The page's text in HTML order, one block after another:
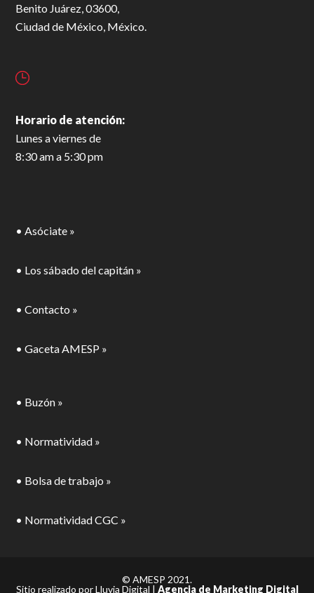
Benito Juárez, 03600,
Ciudad de México, México.
Horario de atención:
Lunes a viernes de
8:30 am a 5:30 pm
• Asóciate »
• Los sábado del capitán »
• Contacto »
• Gaceta AMESP »
• Buzón »
• Normatividad »
• Bolsa de trabajo »
• Normatividad CGC »
© AMESP 2021.
Sitio realizado por Lluvia Digital | Agencia de Marketing Digital